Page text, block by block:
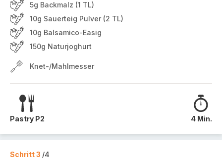
5g Backmalz (1 TL)
10g Sauerteig Pulver (2 TL)
10g Balsamico-Easig
150g Naturjoghurt
Knet-/Mahlmesser
Pastry P2 4 Min.
Schritt 3 /4